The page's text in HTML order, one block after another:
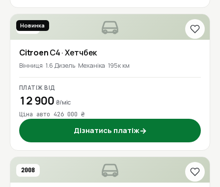
2017
Новинка
CitroenC4· Хетчбек
Вінниця 1.6 Дизель Механіка 195к км
ПЛАТІЖ ВІД
12 900 ₴/міс
Ціна авто 426 000 ₴
Дізнатись платіж→
2008